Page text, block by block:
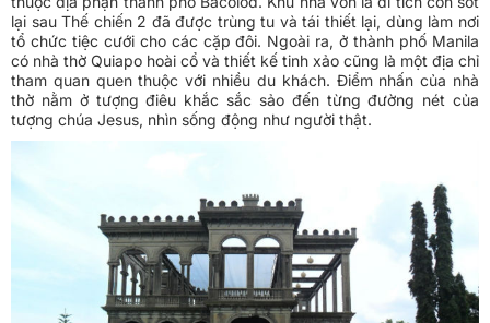
lại sau Thế chiến 2 đã được trùng tu và tái thiết lại, dùng làm nơi
tổ chức tiệc cưới cho các cặp đôi. Ngoài ra, ở thành phố Manila
có nhà thờ Quiapo hoài cổ và thiết kế tinh xảo cũng là một địa chỉ
tham quan quen thuộc với nhiều du khách. Điểm nhấn của nhà
thờ nằm ở tượng điêu khắc sắc sảo đến từng đường nét của
tượng chúa Jesus, nhìn sống động như người thật.